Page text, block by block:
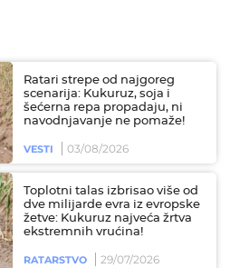
Ratari strepe od najgoreg
scenarija: Kukuruz, soja i
šećerna repa propadaju, ni
navodnjavanje ne pomaže!
VESTI 03/08/2026
Toplotni talas izbrisao više od
dve milijarde evra iz evropske
žetve: Kukuruz najveća žrtva
ekstremnih vrućina!
RATARSTVO 29/07/2026